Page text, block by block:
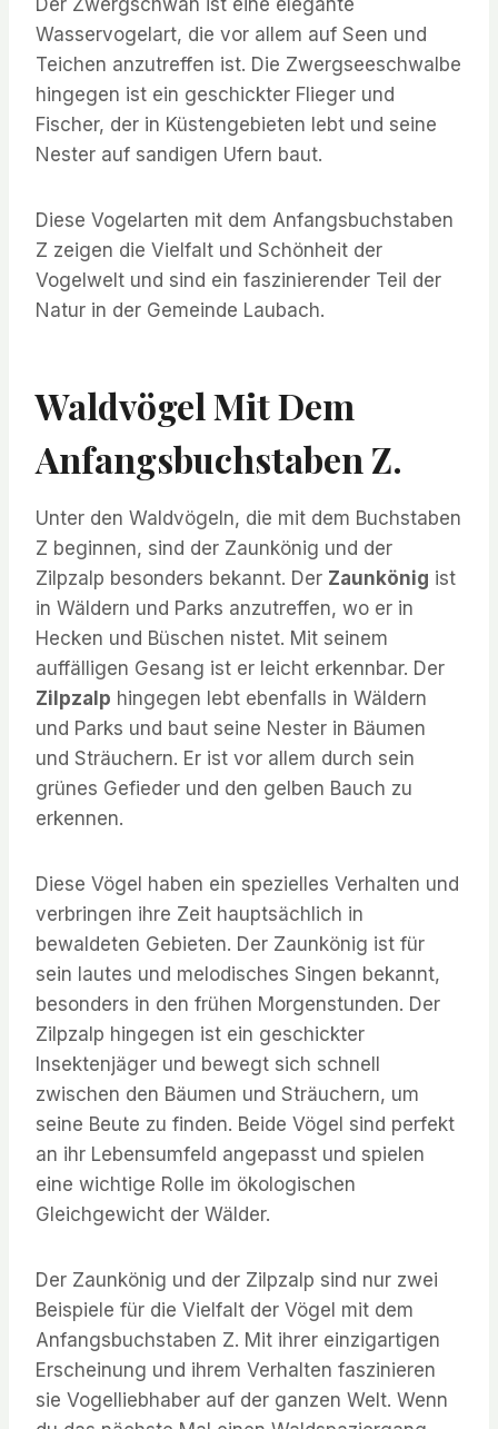
Der Zwergschwan ist eine elegante
Wasservogelart, die vor allem auf Seen und
Teichen anzutreffen ist. Die Zwergseeschwalbe
hingegen ist ein geschickter Flieger und
Fischer, der in Küstengebieten lebt und seine
Nester auf sandigen Ufern baut.
Diese Vogelarten mit dem Anfangsbuchstaben
Z zeigen die Vielfalt und Schönheit der
Vogelwelt und sind ein faszinierender Teil der
Natur in der Gemeinde Laubach.
Waldvögel Mit Dem
Anfangsbuchstaben Z.
Unter den Waldvögeln, die mit dem Buchstaben
Z beginnen, sind der Zaunkönig und der
Zilpzalp besonders bekannt. Der Zaunkönig ist
in Wäldern und Parks anzutreffen, wo er in
Hecken und Büschen nistet. Mit seinem
auffälligen Gesang ist er leicht erkennbar. Der
Zilpzalp hingegen lebt ebenfalls in Wäldern
und Parks und baut seine Nester in Bäumen
und Sträuchern. Er ist vor allem durch sein
grünes Gefieder und den gelben Bauch zu
erkennen.
Diese Vögel haben ein spezielles Verhalten und
verbringen ihre Zeit hauptsächlich in
bewaldeten Gebieten. Der Zaunkönig ist für
sein lautes und melodisches Singen bekannt,
besonders in den frühen Morgenstunden. Der
Zilpzalp hingegen ist ein geschickter
Insektenjäger und bewegt sich schnell
zwischen den Bäumen und Sträuchern, um
seine Beute zu finden. Beide Vögel sind perfekt
an ihr Lebensumfeld angepasst und spielen
eine wichtige Rolle im ökologischen
Gleichgewicht der Wälder.
Der Zaunkönig und der Zilpzalp sind nur zwei
Beispiele für die Vielfalt der Vögel mit dem
Anfangsbuchstaben Z. Mit ihrer einzigartigen
Erscheinung und ihrem Verhalten faszinieren
sie Vogelliebhaber auf der ganzen Welt. Wenn